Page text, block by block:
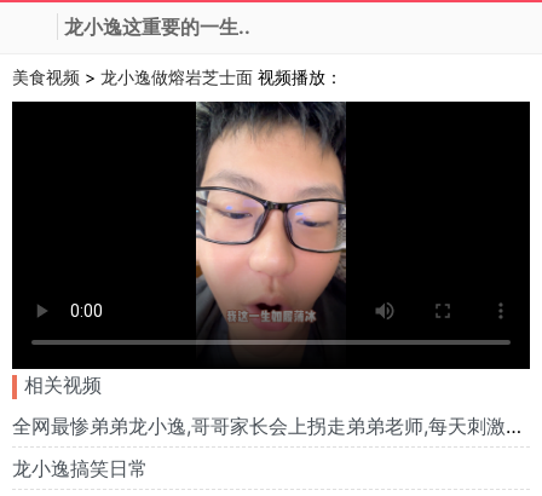
龙小逸这重要的一生..
美食视频 > 龙小逸做熔岩芝士面 视频播放：
相关视频
全网最惨弟弟龙小逸,哥哥家长会上拐走弟弟老师,每天刺激又好玩
龙小逸搞笑日常